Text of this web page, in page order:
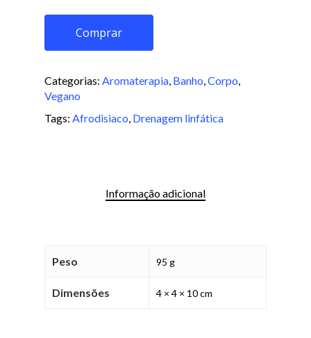
Comprar
Categorias: Aromaterapia Banho Corpo
Vegano
Tags: Afrodisiaco Drenagem linfática
Informação adicional
Peso 95 g
Dimensões 4 × 4 × 10 cm